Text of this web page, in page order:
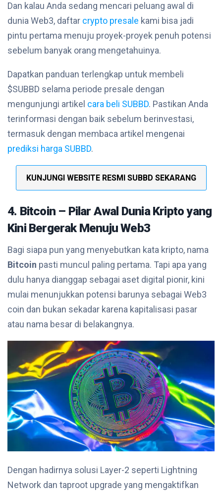
Dan kalau Anda sedang mencari peluang awal di
dunia Web3, daftar crypto presale kami bisa jadi
pintu pertama menuju proyek-proyek penuh potensi
sebelum banyak orang mengetahuinya.
Dapatkan panduan terlengkap untuk membeli
$SUBBD selama periode presale dengan
mengunjungi artikel cara beli SUBBD. Pastikan Anda
terinformasi dengan baik sebelum berinvestasi,
termasuk dengan membaca artikel mengenai
prediksi harga SUBBD.
KUNJUNGI WEBSITE RESMI SUBBD SEKARANG
4. Bitcoin – Pilar Awal Dunia Kripto yang
Kini Bergerak Menuju Web3
Bagi siapa pun yang menyebutkan kata kripto, nama
Bitcoin pasti muncul paling pertama. Tapi apa yang
dulu hanya dianggap sebagai aset digital pionir, kini
mulai menunjukkan potensi barunya sebagai Web3
coin dan bukan sekadar karena kapitalisasi pasar
atau nama besar di belakangnya.
Dengan hadirnya solusi Layer-2 seperti Lightning
Network dan taproot upgrade yang mengaktifkan